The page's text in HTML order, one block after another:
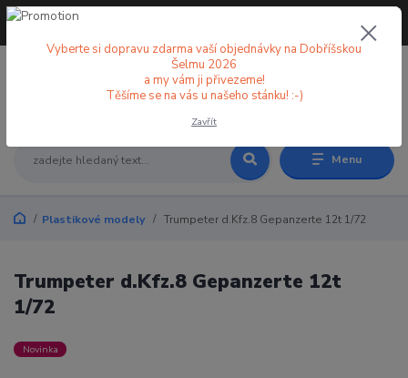
Menu
+420 773 998 582
Plastikové modely Trumpeter d.Kfz.8 Gepanzerte 12t 1/72
Trumpeter d.Kfz.8 Gepanzerte 12t
1/72
Novinka
Vyberte si dopravu zdarma vaší objednávky na Dobříšskou
Šelmu 2026
a my vám ji přivezeme!
Těšíme se na vás u našeho stánku! :-)
Zavřít